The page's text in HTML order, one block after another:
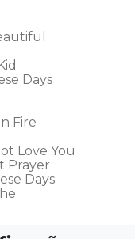
Days
Fire
Love You
Prayer
Days